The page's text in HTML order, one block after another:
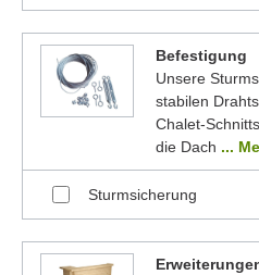
Befestigung
Unsere
stabilen
Chalet-
die Dach ...
Sturmsicherung